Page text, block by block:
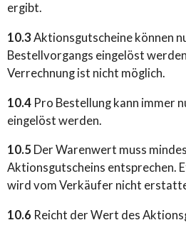
ergibt.
10.3 Aktionsgutscheine können
Bestellvorgangs eingelöst
Verrechnung ist nicht möglich.
10.4 Pro Bestellung kann immer
eingelöst werden.
10.5 Der Warenwert muss
Aktionsgutscheins entsprechen.
wird vom Verkäufer nicht
10.6 Reicht der Wert des